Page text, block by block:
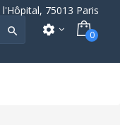
75013 Paris
 settings 0